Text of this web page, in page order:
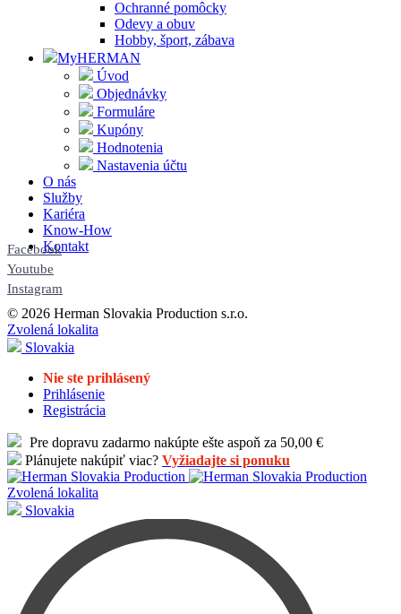
Ochranné pomôcky
Odevy a obuv
Hobby, šport, zábava
MyHERMAN
Úvod
Objednávky
Formuláre
Kupóny
Hodnotenia
Nastavenia účtu
O nás
Služby
Kariéra
Know-How
Kontakt
Facebook
Youtube
Instagram
© 2026 Herman Slovakia Production s.r.o.
Zvolená lokalita
Slovakia
Nie ste prihlásený
Prihlásenie
Registrácia
Pre dopravu zadarmo nakúpte ešte aspoň za 50,00 €
Plánujete nakúpiť viac? Vyžiadajte si ponuku
Zvolená lokalita
Slovakia